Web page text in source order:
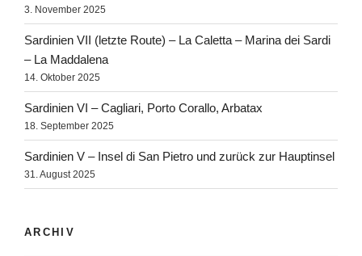
3. November 2025
Sardinien VII (letzte Route) – La Caletta – Marina dei Sardi
– La Maddalena
14. Oktober 2025
Sardinien VI – Cagliari, Porto Corallo, Arbatax
18. September 2025
Sardinien V – Insel di San Pietro und zurück zur Hauptinsel
31. August 2025
ARCHIV